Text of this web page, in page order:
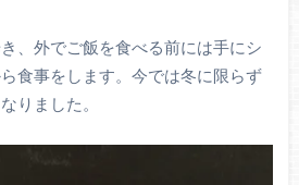
、外でご飯を食べる前には手にシ
食事をします。今では冬に限らず
りました。